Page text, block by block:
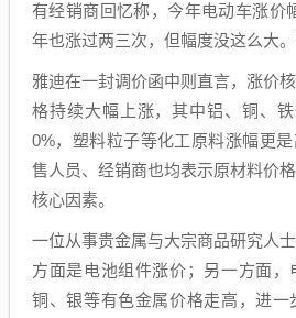
有经销商回忆称，今年电动车涨价
年也涨过两三次，但幅度没这么大。
雅迪在一封调价函中则直言，涨价
格持续大幅上涨，其中铝、铜、
0%，塑料粒子等化工原料涨幅更
售人员、经销商也均表示原材料价
核心因素。
一位从事贵金属与大宗商品研究人
方面是电池组件涨价；另一方面，
铜、银等有色金属价格走高，进